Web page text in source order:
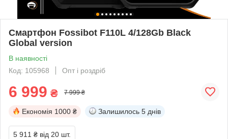
Смартфон Fossibot F110L 4/128Gb Black
Global version
В наявності
Код: 105968
Опт і роздріб
6 999 ₴ 7 999 ₴
Економія 1000 ₴ Залишилось 5 днів
5 911 ₴ від 20 шт.